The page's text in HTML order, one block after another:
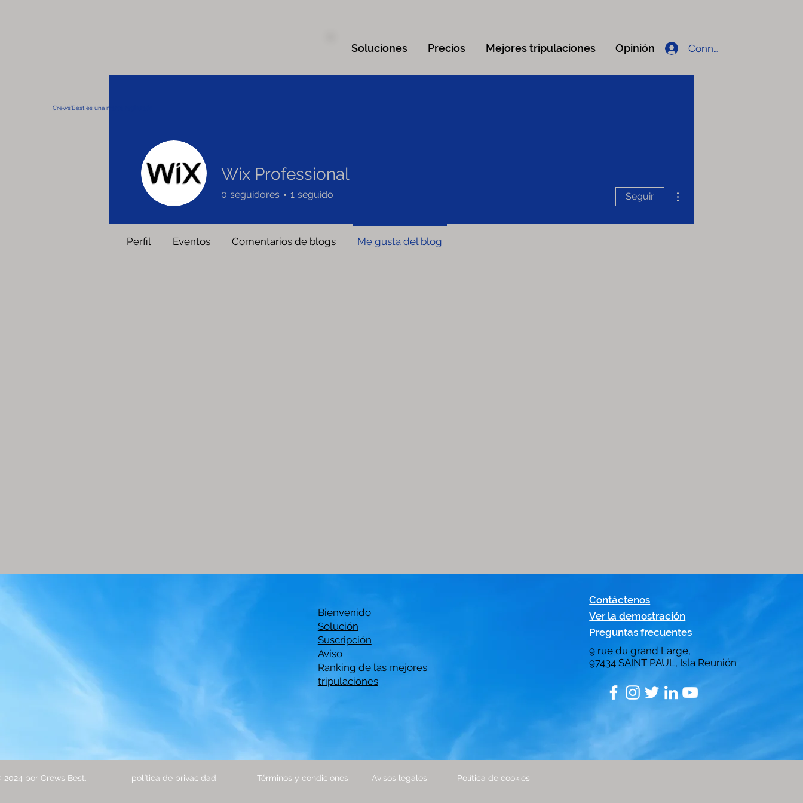
Crews'Best es una marca registrada
Soluciones Precios Mejores tripulaciones Opinión Connexion
Wix Professional
0 seguidores 1 seguido Seguir
Perfil Eventos Comentarios de blogs Me gusta del blog
Bienvenido
Solución
Suscripción
Aviso
Ranking de las mejores
tripulaciones
Contáctenos
Ver la demostración
Preguntas frecuentes
9 rue du grand Large,
97434 SAINT PAUL, Isla Reunión
2024 por Crews Best. política de privacidad Términos y condiciones Avisos legales Política de cookies